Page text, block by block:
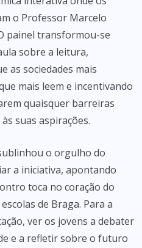
o Professor Marcelo
painel transformou-se
sobre a leitura,
as sociedades mais
mais leem e incentivando
quaisquer barreiras
suas aspirações.
o orgulho do
a iniciativa, apontando
toca no coração do
de Braga. Para a
ver os jovens a debater
e a refletir sobre o futuro